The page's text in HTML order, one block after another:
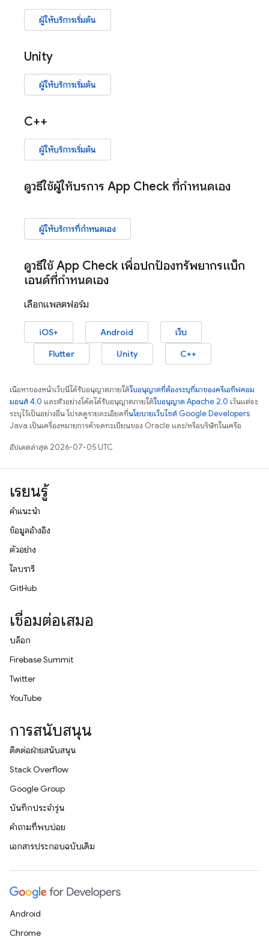
ผู้ให้บริการเริ่มต้น
Unity
ผู้ให้บริการเริ่มต้น
C++
ผู้ให้บริการเริ่มต้น
ดูวิธีใช้ผู้ให้บริการ App Check ที่กำหนดเอง
ผู้ให้บริการที่กำหนดเอง
ดูวิธีใช้App Check เพื่อปกป้องทรัพยากรแบ็ก
เอนด์ที่กำหนดเอง
เลือกแพลตฟอร์ม
iOS+ Android
เว็บ
Flutter
Unity C++
เนื้อหาของหน้าเว็บนี้ได้รับอนุญาตภายใต้ใบอนุญาตที่ต้องระบุที่มาของครีเอทีฟคอม
มอนส์ 4.0 และตัวอย่างโค้ดได้รับอนุญาตภายใต้ใบอนุญาต Apache 2.0 เว้นแต่จะ
ระบุไว้เป็นอย่างอื่น โปรดดูรายละเอียดที่นโยบายเว็บไซต์ Google Developers
Java เป็นเครื่องหมายการค้าจดทะเบียนของ Oracle และ/หรือบริษัทในเครือ
อัปเดตล่าสุด 2026-07-05 UTC
เรียนรู้
คำแนะนำ
ข้อมูลอ้างอิง
ตัวอย่าง
ไลบรารี
GitHub
เชื่อมต่อเสมอ
บล็อก
Firebase Summit
Twitter
YouTube
การสนับสนุน
ติดต่อฝ่ายสนับสนุน
Stack Overflow
Google Group
บันทึกประจำรุ่น
คำถามที่พบบ่อย
เอกสารประกอบฉบับเดิม
Android
Chrome